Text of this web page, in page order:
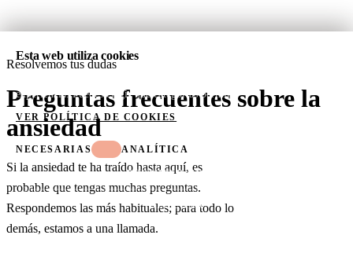
Resolvemos tus dudas
Preguntas frecuentes sobre la
ansiedad
Si la ansiedad te ha traído hasta aquí, es
probable que tengas muchas preguntas.
Respondemos las más habituales; para todo lo
demás, estamos a una llamada.
Esta web utiliza cookies
experiencia. Puedes elegir qué categorías permitir.
VER POLÍTICA DE COOKIES
NECESARIAS ANALÍTICA
PERMITIR TODAS
DENEGAR